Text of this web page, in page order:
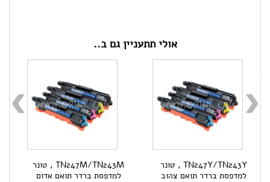
אולי תתעניין גם ב..
TN247Y/TN243Y , טונר
למדפסת ברדר תואם צהוב
TN247M/TN243M , טונר
למדפסת ברדר תואם אדום